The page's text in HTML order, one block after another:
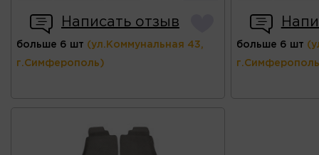
Написать отзыв
больше 6 шт (ул.Коммунальная 43,
г.Симферополь)
больше 6 шт